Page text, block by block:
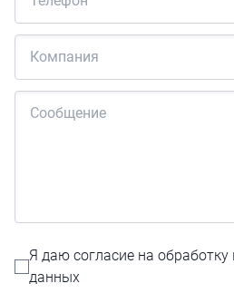
Я даю согласие на
данных